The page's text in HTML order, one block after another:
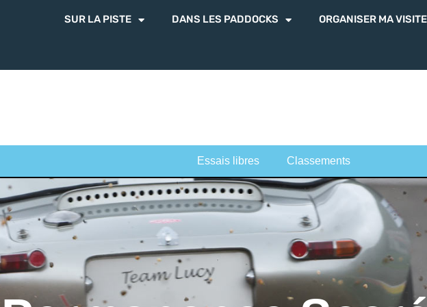
SUR LA PISTE DANS LES PADDOCKS ORGANISER MA VISITE
SUR LA PISTE DANS LES PADDOCKS ORGANISER MA VISITE
Essais libres Classements